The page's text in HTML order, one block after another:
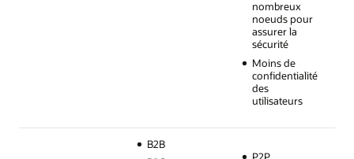
nombreux
noeuds pour
assurer la
sécurité
Moins de
confidentialité
des
utilisateurs
B2B
P2P